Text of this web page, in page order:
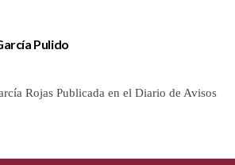
Pulido
Rojas Publicada en el Diario de Avisos